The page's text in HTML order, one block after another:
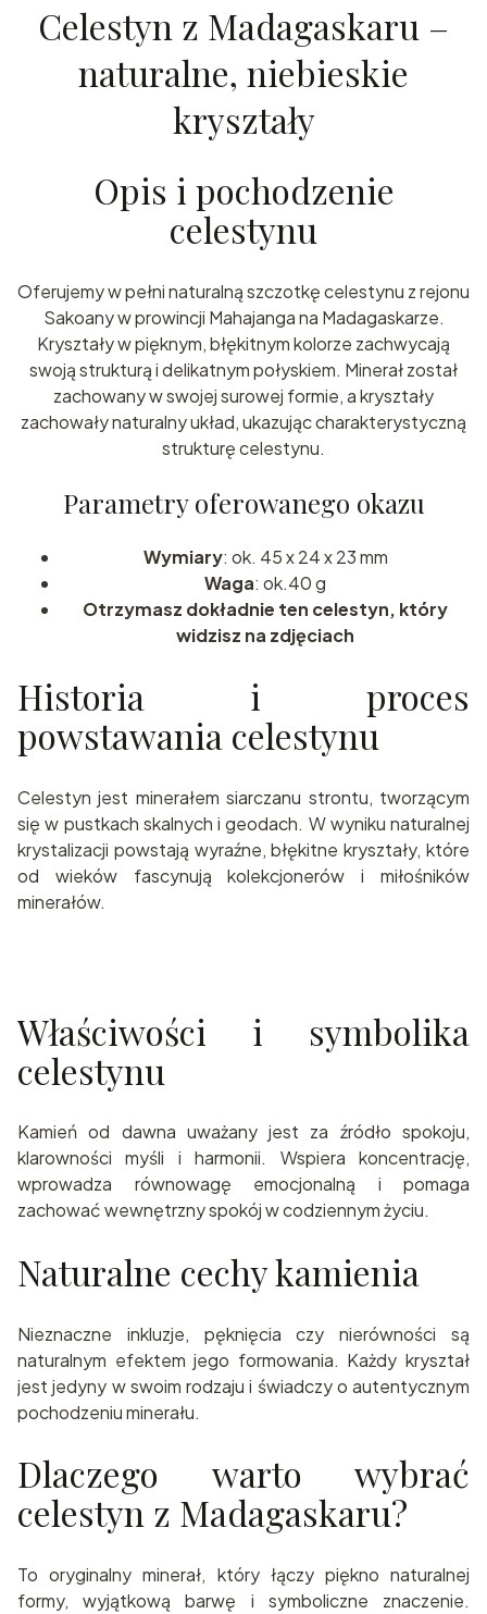
Celestyn z Madagaskaru –
naturalne, niebieskie
kryształy
Opis i pochodzenie
celestynu
Oferujemy w pełni naturalną szczotkę celestynu z rejonu
Sakoany w prowincji Mahajanga na Madagaskarze.
Kryształy w pięknym, błękitnym kolorze zachwycają
swoją strukturą i delikatnym połyskiem. Minerał został
zachowany w swojej surowej formie, a kryształy
zachowały naturalny układ, ukazując charakterystyczną
strukturę celestynu.
Parametry oferowanego okazu
Wymiary: ok. 45 x 24 x 23 mm
Waga: ok.40 g
Otrzymasz dokładnie ten celestyn, który
widzisz na zdjęciach
Historia i proces
powstawania celestynu
Celestyn jest minerałem siarczanu strontu, tworzącym
się w pustkach skalnych i geodach. W wyniku naturalnej
krystalizacji powstają wyraźne, błękitne kryształy, które
od wieków fascynują kolekcjonerów i miłośników
minerałów.
Właściwości i symbolika
celestynu
Kamień od dawna uważany jest za źródło spokoju,
klarowności myśli i harmonii. Wspiera koncentrację,
wprowadza równowagę emocjonalną i pomaga
zachować wewnętrzny spokój w codziennym życiu.
Naturalne cechy kamienia
Nieznaczne inkluzje, pęknięcia czy nierówności są
naturalnym efektem jego formowania. Każdy kryształ
jest jedyny w swoim rodzaju i świadczy o autentycznym
pochodzeniu minerału.
Dlaczego warto wybrać
celestyn z Madagaskaru?
To oryginalny minerał, który łączy piękno naturalnej
formy, wyjątkową barwę i symboliczne znaczenie.